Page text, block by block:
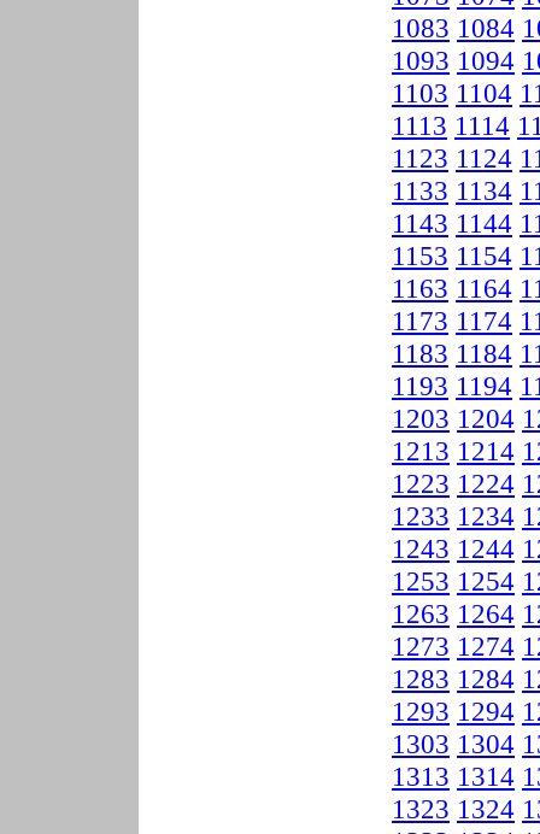
1083 1084
1093 1094
1103 1104
1113 1114
1123 1124
1133 1134
1143 1144
1153 1154
1163 1164
1173 1174
1183 1184
1193 1194
1203 1204
1213 1214
1223 1224
1233 1234
1243 1244
1253 1254
1263 1264
1273 1274
1283 1284
1293 1294
1303 1304
1313 1314
1323 1324